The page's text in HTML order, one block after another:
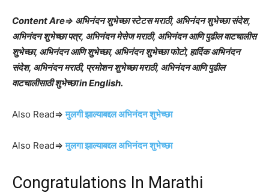
Content Are⇒ अभिनंदन शुभेच्छा स्टेटस मराठी, अभिनंदन शुभेच्छा संदेश,
अभिनंदन शुभेच्छा पत्र, अभिनंदन मेसेज मराठी, अभिनंदन आणि पुढील वाटचालीस
शुभेच्छा, अभिनंदन आणि शुभेच्छा, अभिनंदन शुभेच्छा फोटो, हार्दिक अभिनंदन
संदेश, अभिनंदन मराठी, प्रमोशन शुभेच्छा मराठी, अभिनंदन आणि पुढील
वाटचालीसाठी शुभेच्छा in English.
Also Read⇒मुलगी झाल्याबद्दल अभिनंदन शुभेच्छा
Also Read⇒मुलगा झाल्याबद्दल अभिनंदन शुभेच्छा
Congratulations In Marathi